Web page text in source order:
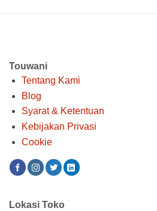
Touwani
Tentang Kami
Blog
Syarat & Ketentuan
Kebijakan Privasi
Cookie
Lokasi Toko